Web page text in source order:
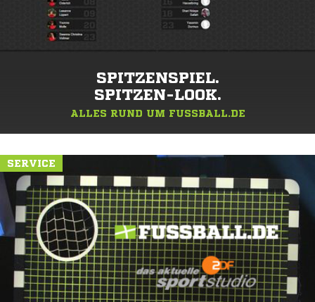
SPITZENSPIEL.
SPITZEN-LOOK.
ALLES RUND UM FUSSBALL.DE
SERVICE